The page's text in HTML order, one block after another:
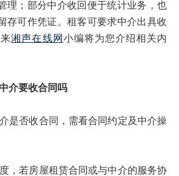
理；部分中介收回便于统计业务，也
存可作凭证。租客可要求中介出具收
湘声在线网 小编将为您介绍相关内
介要收合同吗
否收合同，需看合同约定及中介操
若房屋租赁合同或与中介的服务协